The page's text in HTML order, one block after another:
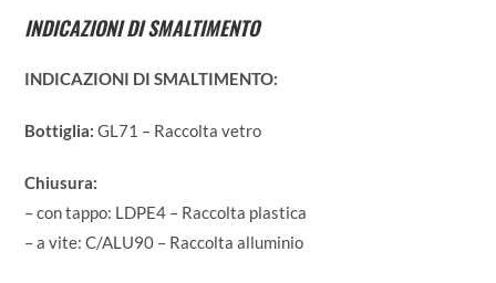
INDICAZIONI DI SMALTIMENTO
INDICAZIONI DI SMALTIMENTO:
Bottiglia:GL71 – Raccolta vetro
Chiusura:
– con tappo: LDPE4 – Raccolta plastica
– a vite: C/ALU90 – Raccolta alluminio